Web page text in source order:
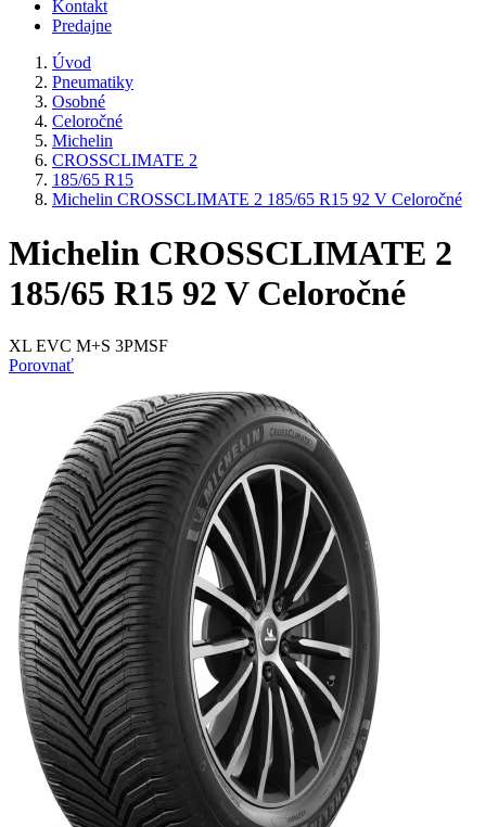
Kontakt
Predajne
Úvod
Pneumatiky
Osobné
Celoročné
Michelin
CROSSCLIMATE 2
185/65 R15
Michelin CROSSCLIMATE 2 185/65 R15 92 V Celoročné
Michelin CROSSCLIMATE 2
185/65 R15 92 V Celoročné
XL EVC M+S 3PMSF
Porovnať